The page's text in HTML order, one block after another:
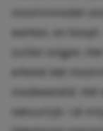
moslimmodel
werken, en
zullen volgen.
erkend dat
modewereld. Het
natuurlijk: 1,6